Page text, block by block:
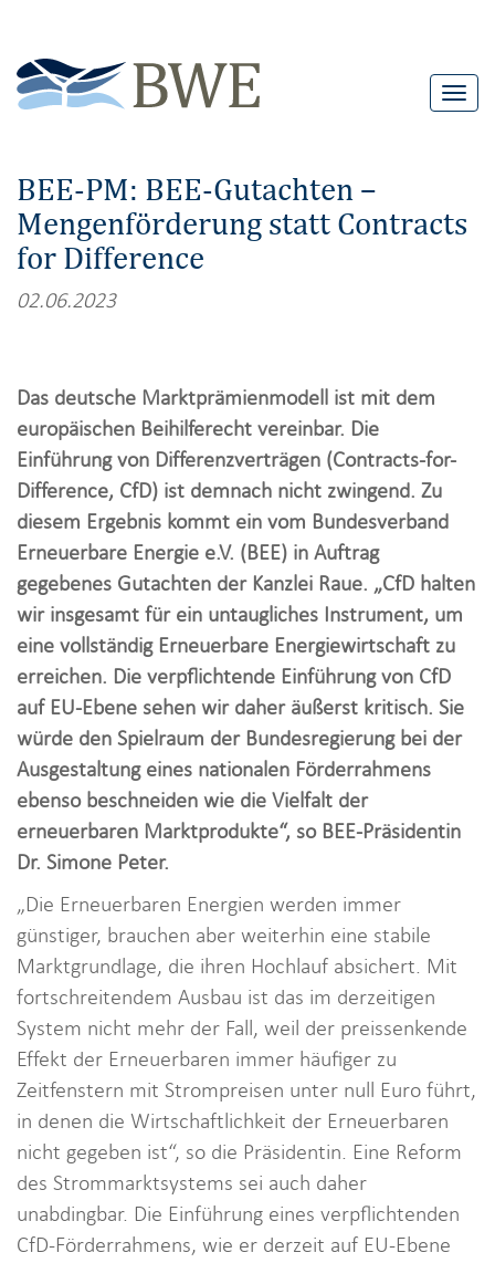
T
l
t
BEE-PM: BEE-Gutachten –
Mengenförderung statt Contracts
for Difference
02.06.2023
Das deutsche Marktprämienmodell ist mit dem
europäischen Beihilferecht vereinbar. Die
Einführung von Differenzverträgen (Contracts-for-
Difference, CfD) ist demnach nicht zwingend. Zu
diesem Ergebnis kommt ein vom Bundesverband
Erneuerbare Energie e.V. (BEE) in Auftrag
gegebenes Gutachten der Kanzlei Raue. „CfD halten
wir insgesamt für ein untaugliches Instrument, um
eine vollständig Erneuerbare Energiewirtschaft zu
erreichen. Die verpflichtende Einführung von CfD
auf EU-Ebene sehen wir daher äußerst kritisch. Sie
würde den Spielraum der Bundesregierung bei der
Ausgestaltung eines nationalen Förderrahmens
ebenso beschneiden wie die Vielfalt der
erneuerbaren Marktprodukte“, so BEE-Präsidentin
Dr. Simone Peter.
„Die Erneuerbaren Energien werden immer
günstiger, brauchen aber weiterhin eine stabile
Marktgrundlage, die ihren Hochlauf absichert. Mit
fortschreitendem Ausbau ist das im derzeitigen
System nicht mehr der Fall, weil der preissenkende
Effekt der Erneuerbaren immer häufiger zu
Zeitfenstern mit Strompreisen unter null Euro führt,
in denen die Wirtschaftlichkeit der Erneuerbaren
nicht gegeben ist“, so die Präsidentin. Eine Reform
des Strommarktsystems sei auch daher
unabdingbar. Die Einführung eines verpflichtenden
CfD-Förderrahmens, wie er derzeit auf EU-Ebene